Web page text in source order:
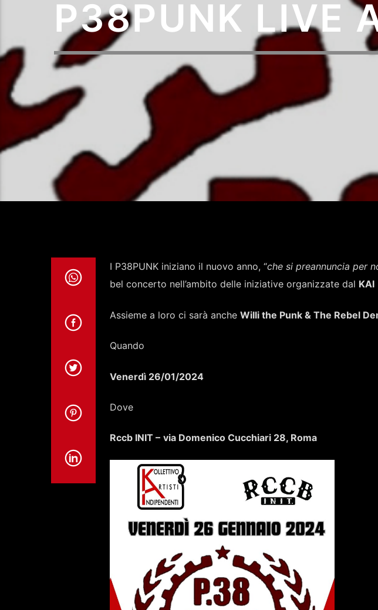
P38PUNK LIVE
I P38PUNK iniziano il nuovo anno, “che si preannuncia per
bel concerto nell’ambito delle iniziative organizzate dal KAI
Assieme a loro ci sarà anche Willi the Punk & The Rebel
Quando
Venerdì 26/01/2024
Dove
Rccb INIT – via Domenico Cucchiari 28, Roma